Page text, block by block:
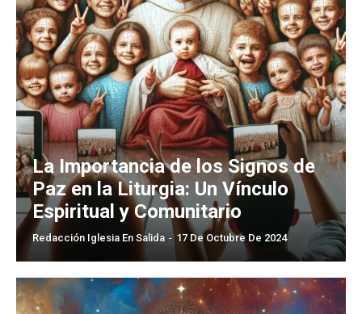
La Importancia de los Signos de
Paz en la Liturgia: Un Vínculo
Espiritual y Comunitario
Redacción Iglesia En Salida - 17 De Octubre De 2024